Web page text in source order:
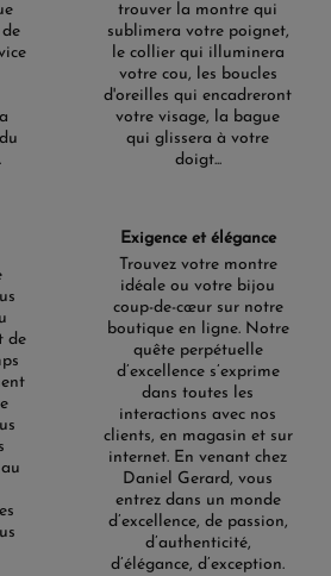
trouver la montre qui
sublimera votre poignet,
le collier qui illuminera
votre cou, les boucles
d'oreilles qui encadreront
votre visage, la bague
qui glissera à votre
doigt...
de
Exigence et élégance
Trouvez votre montre
idéale ou votre bijou
coup-de-cœur sur notre
boutique en ligne. Notre
quête perpétuelle
d’excellence s’exprime
dans toutes les
interactions avec nos
clients, en magasin et sur
internet. En venant chez
Daniel Gerard, vous
entrez dans un monde
d’excellence, de passion,
d’authenticité,
d’élégance, d’exception.